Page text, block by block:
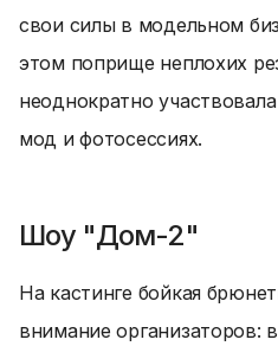
свои силы в модельном
этом поприще неплохих
неоднократно
мод и фотосессиях.
Шоу "Дом-2"
На кастинге бойкая
внимание организаторов: